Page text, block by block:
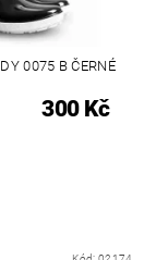
0075 B ČERNÉ
300 Kč